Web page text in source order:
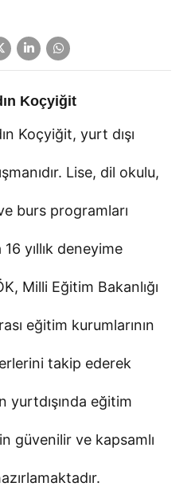
Koçyiğit
Koçyiğit, yurt dışı
Lise, dil okulu,
burs programları
yıllık deneyime
Milli Eğitim Bakanlığı
eğitim kurumlarının
takip ederek
yurtdışında eğitim
güvenilir ve kapsamlı